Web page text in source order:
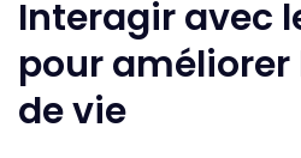
Interagir avec
pour
de vie